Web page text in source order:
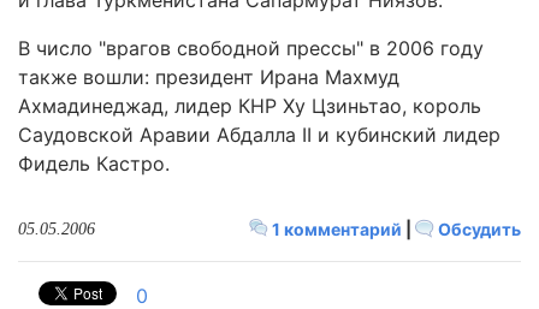
В число "врагов свободной прессы" в 2006 году
также вошли: президент Ирана Махмуд
Ахмадинеджад, лидер КНР Ху Цзиньтао, король
Саудовской Аравии Абдалла II и кубинский лидер
Фидель Кастро.
1 комментарий Обсудить
05.05.2006
0